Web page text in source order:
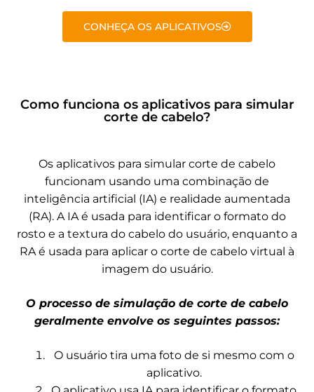
CONHEÇA OS APLICATIVOS
Como funciona os aplicativos para simular
corte de cabelo?
Os aplicativos para simular corte de cabelo
funcionam usando uma combinação de
inteligência artificial (IA) e realidade aumentada
(RA). A IA é usada para identificar o formato do
rosto e a textura do cabelo do usuário, enquanto a
RA é usada para aplicar o corte de cabelo virtual à
imagem do usuário.
O processo de simulação de corte de cabelo
geralmente envolve os seguintes passos:
O usuário tira uma foto de si mesmo com o
aplicativo.